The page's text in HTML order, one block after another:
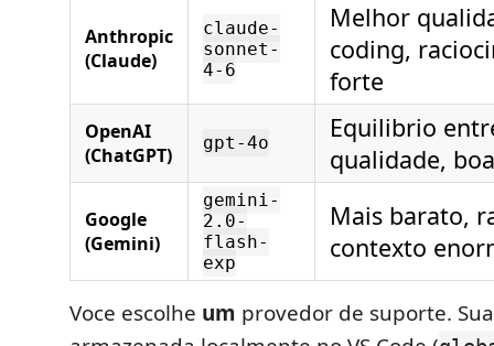
Anthropic
(Claude)
claude-
sonnet-
4-6
Melhor
coding,
forte
OpenAI
(ChatGPT)
gpt-4o
Equilibrio
qualidade,
Google
(Gemini)
gemini-
2.0-
flash-
exp
Mais barato,
contexto
Voce escolhe um provedor de suporte.